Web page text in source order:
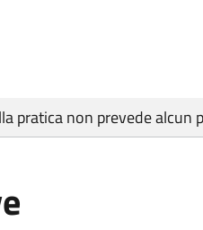
pratica non prevede alcun